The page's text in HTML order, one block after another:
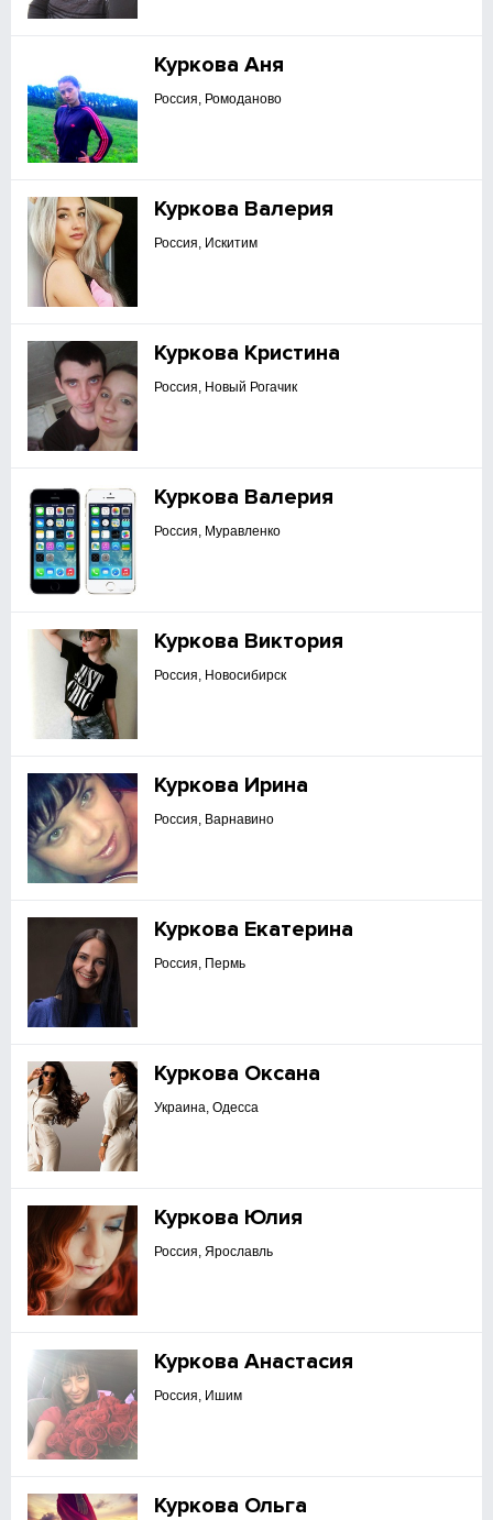
Куркова Аня
Россия, Ромоданово
Куркова Валерия
Россия, Искитим
Куркова Кристина
Россия, Новый Рогачик
Куркова Валерия
Россия, Муравленко
Куркова Виктория
Россия, Новосибирск
Куркова Ирина
Россия, Варнавино
Куркова Екатерина
Россия, Пермь
Куркова Оксана
Украина, Одесса
Куркова Юлия
Россия, Ярославль
Куркова Анастасия
Россия, Ишим
Куркова Ольга